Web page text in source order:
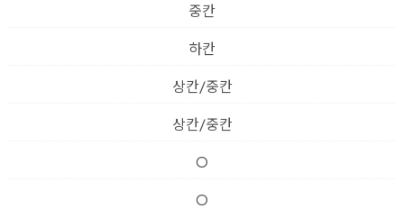
중칸
하칸
상칸/중칸
상칸/중칸
O
O